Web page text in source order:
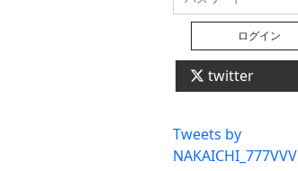
ログイン
twitter
Tweets by
NAKAICHI_777VVV